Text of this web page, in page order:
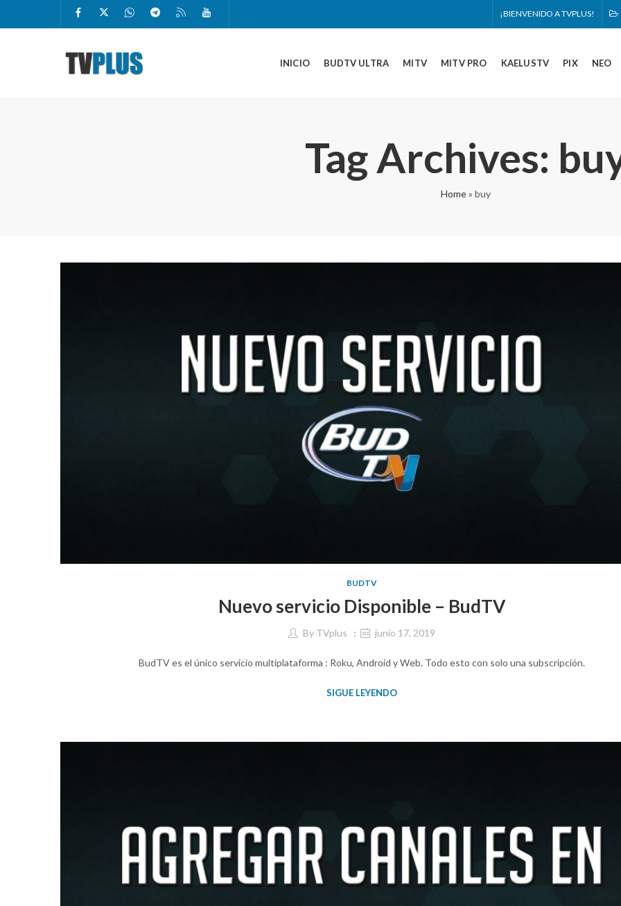
¡BIENVENIDO A TVPLUS!
INICIO BUDTV ULTRA MITV MITV PRO KAELUSTV PIX NEO
Tag Archives:
Home» buy
BUDTV
Nuevo servicio Disponible – BudTV
By TVplus junio 17, 2019
BudTV es el único servicio multiplataforma : Roku, Android y Web. Todo esto con solo una subscripción.
SIGUE LEYENDO